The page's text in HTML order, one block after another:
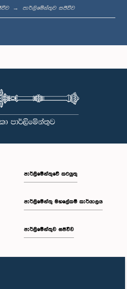
පාර්ලිමේන්තුව සජීවීව
පාර්ලිමේන්තුවේ කටයුතු
පාර්ලිමේන්තු මහලේකම් කාර්යාලය
පාර්ලිමේන්තුව සජීවීව